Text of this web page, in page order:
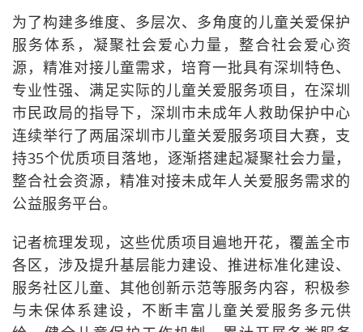
为了构建多维度、多层次、多角度的儿童关爱保护
服务体系，凝聚社会爱心力量，整合社会爱心资
源，精准对接儿童需求，培育一批具有深圳特色、
专业性强、满足实际的儿童关爱服务项目，在深圳
市民政局的指导下，深圳市未成年人救助保护中心
连续举行了两届深圳市儿童关爱服务项目大赛，支
持35个优质项目落地，逐渐搭建起凝聚社会力量，
整合社会资源，精准对接未成年人关爱服务需求的
公益服务平台。
记者梳理发现，这些优质项目遍地开花，覆盖全市
各区，涉及提升基层能力建设、推进标准化建设、
服务社区儿童、其他创新示范等服务内容，积极参
与未保体系建设，不断丰富儿童关爱服务多元供